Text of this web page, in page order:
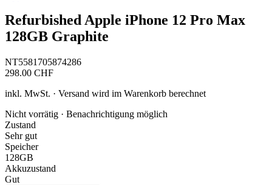
Refurbished Apple iPhone 12 Pro Max
128GB Graphite
NT5581705874286
298.00 CHF
inkl. MwSt. · Versand wird im Warenkorb berechnet
Nicht vorrätig · Benachrichtigung möglich
Zustand
Sehr gut
Speicher
128GB
Akkuzustand
Gut